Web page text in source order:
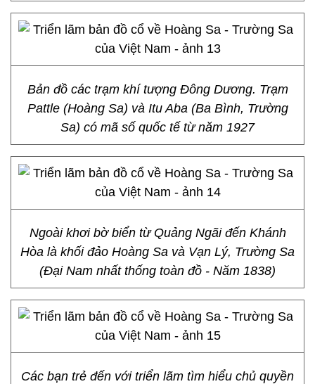
Bản đồ các trạm khí tượng Đông Dương. Trạm
Pattle (Hoàng Sa) và Itu Aba (Ba Bình, Trường
Sa) có mã số quốc tế từ năm 1927
Ngoài khơi bờ biển từ Quảng Ngãi đến Khánh
Hòa là khối đảo Hoàng Sa và Vạn Lý, Trường Sa
(Đại Nam nhất thống toàn đồ - Năm 1838)
Các bạn trẻ đến với triển lãm tìm hiểu chủ quyền